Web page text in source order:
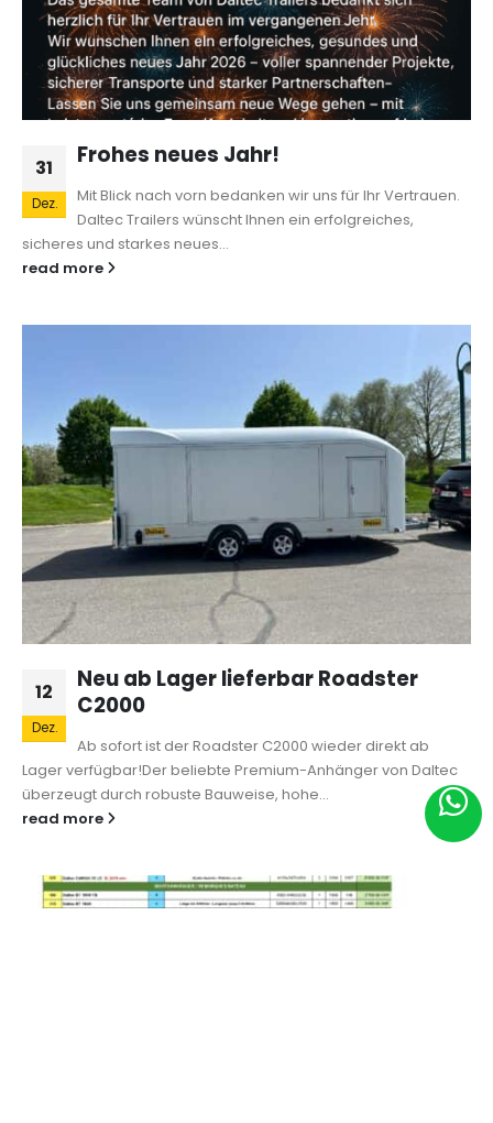
31
Dez.
Frohes neues Jahr!
Mit Blick nach vorn bedanken wir uns für Ihr Vertrauen.
Daltec Trailers wünscht Ihnen ein erfolgreiches,
sicheres und starkes neues...
read more
12
Dez.
Neu ab Lager lieferbar Roadster
C2000
Ab sofort ist der Roadster C2000 wieder direkt ab
Lager verfügbar!Der beliebte Premium-Anhänger von Daltec
überzeugt durch robuste Bauweise, hohe...
read more